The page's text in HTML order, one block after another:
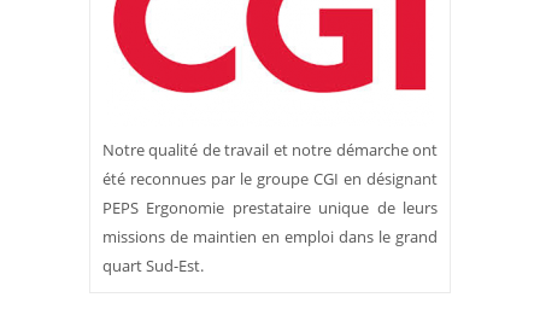
Notre qualité de travail et notre démarche ont
été reconnues par le groupe CGI en désignant
PEPS Ergonomie prestataire unique de leurs
missions de maintien en emploi dans le grand
quart Sud-Est.